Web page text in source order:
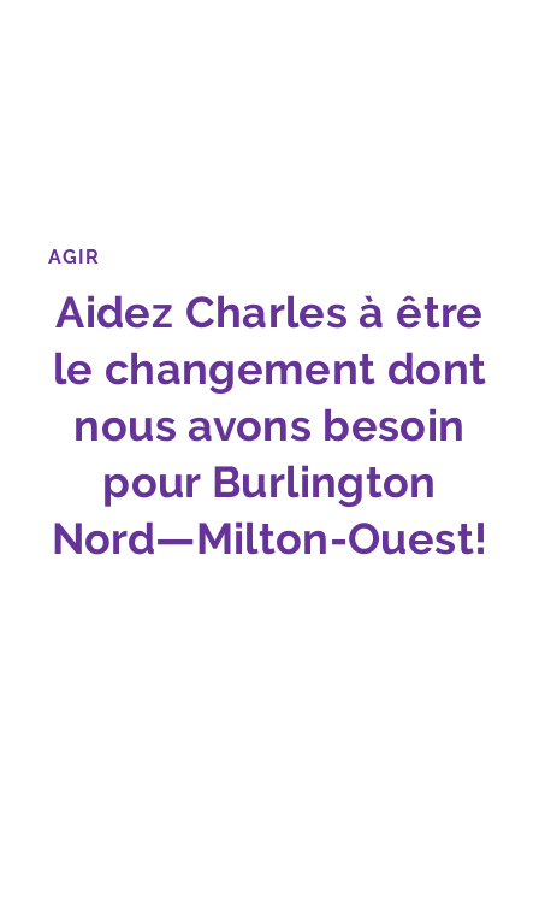
AGIR
Aidez Charles à être
le changement dont
nous avons besoin
pour Burlington
Nord—Milton-Ouest!